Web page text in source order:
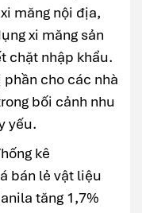
măng nội địa,
xi măng sản
chặt nhập khẩu.
cho các nhà
bối cảnh nhu
yếu.
kê
bán lẻ vật liệu
tăng 1,7%